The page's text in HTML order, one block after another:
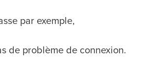
par exemple,
de problème de connexion.